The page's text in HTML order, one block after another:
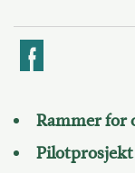
Rammer for